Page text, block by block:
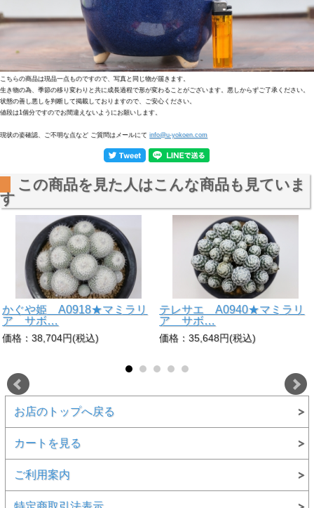
こちらの商品は現品一点ものですので、写真と同じ物が届きます。
生き物の為、季節の移り変わりと共に成長過程で形が変わることがございます。悪しからずご了承ください。
状態の善し悪しを判断して掲載しておりますので、ご安心ください。
値段は1個分ですのでお間違えないようにお願いします。
現状の姿確認、ご不明な点など ご質問はメールにて info@u-yokoen.com
この商品を見た人はこんな商品も見ていま
す
かぐや姫 A0918★マミラリ
ア サボ…
価格：38,704円(税込)
テレサエ A0940★マミラリ
ア サボ…
価格：35,648円(税込)
お店のトップへ戻る
カートを見る
ご利用案内